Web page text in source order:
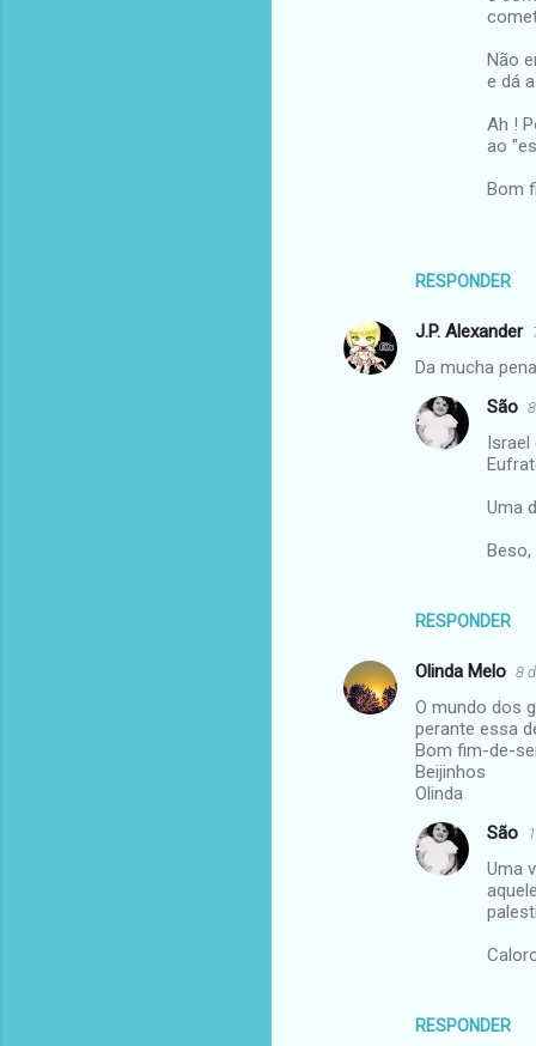
RESPONDER
Não
e dá
Ah !
ao
Bom
J.P. Alexander
Da mucha
RESPONDER
São
Israel
Uma
Olinda Melo 8
O mundo dos
perante essa
Bom fim-de-
Beijinhos
Olinda
RESPONDER
São
Uma